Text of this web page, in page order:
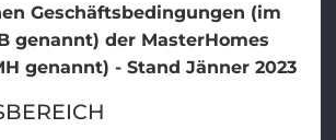
Geschäftsbedingungen (im
genannt) der MasterHomes
genannt) - Stand Jänner 2023